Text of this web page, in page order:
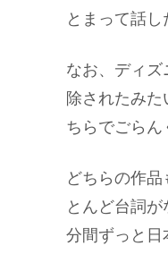
とまって話し
なお、ディズ
除されたみ
ちらでごらん
どちらの作
とんど台詞
分間ずっと日